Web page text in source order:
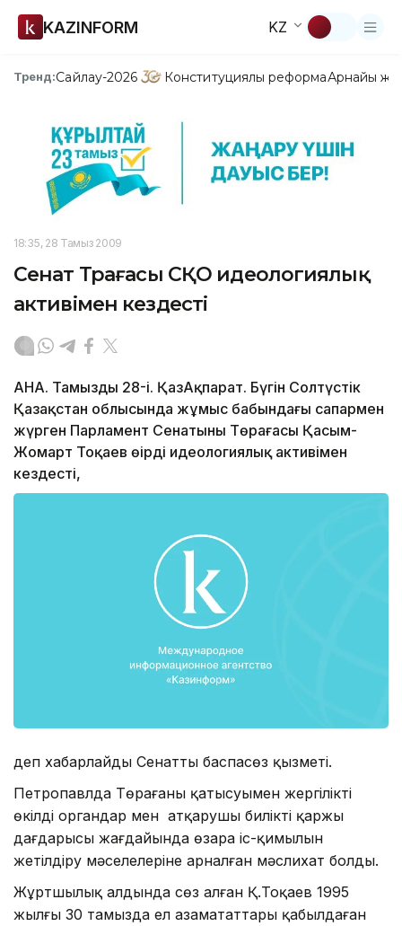
KAZINFORM KZ
Тренд:Сайлау-2026 Конституциялық реформаАрнайы
18:35, 28 Тамыз 2009
Сенат Төрағасы СҚО идеологиялық
активімен кездесті
АНА. Тамыздың 28-і. ҚазАқпарат. Бүгін Солтүстік
Қазақстан облысында жұмыс бабындағы сапармен
жүрген Парламент Сенатының Төрағасы Қасым-
Жомарт Тоқаев өңірдің идеологиялық активімен
кездесті,
деп хабарлайды Сенаттың баспасөз қызметі.
Петропавлда Төрағаның қатысуымен жергілікті
өкілді органдар мен атқарушы биліктің қаржы
дағдарысы жағдайында өзара іс-қимылын
жетілдіру мәселелеріне арналған мәслихат болды.
Жұртшылық алдында сөз алған Қ.Тоқаев 1995
жылғы 30 тамызда ел азамататтары қабылдаған